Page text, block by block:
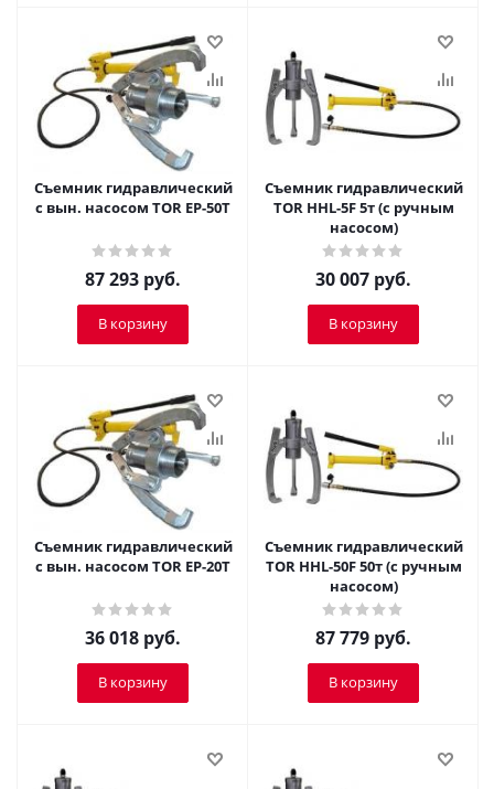
Съемник гидравлический
с вын. насосом TOR EP-50T
87 293 руб.
В корзину
Съемник гидравлический
TOR HHL-5F 5т (с ручным
насосом)
30 007 руб.
В корзину
Съемник гидравлический
с вын. насосом TOR EP-20T
36 018 руб.
В корзину
Съемник гидравлический
TOR HHL-50F 50т (с ручным
насосом)
87 779 руб.
В корзину